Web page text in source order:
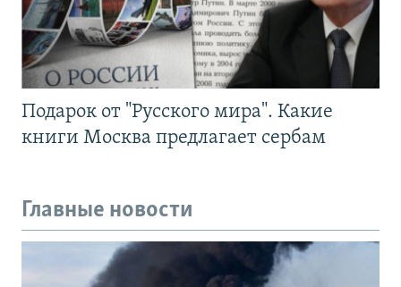
Подарок от "Русского мира". Какие
книги Москва предлагает сербам
Главные новости